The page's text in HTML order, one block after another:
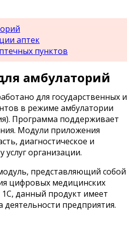
аптек
пунктов
амбулаторий
для государственных и
в режиме амбулатории
Программа поддерживает
Модули приложения
диагностическое и
организации.
представляющий собой
цифровых медицинских
1С, данный продукт имеет
предприятия.